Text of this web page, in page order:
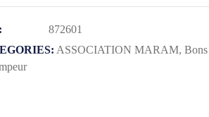
872601
ASSOCIATION MARAM,